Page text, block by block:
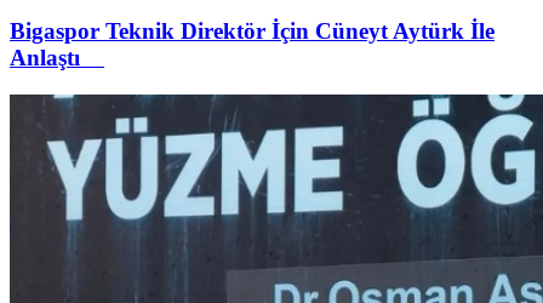
Bigaspor Teknik Direktör İçin Cüneyt Aytürk İle
Anlaştı